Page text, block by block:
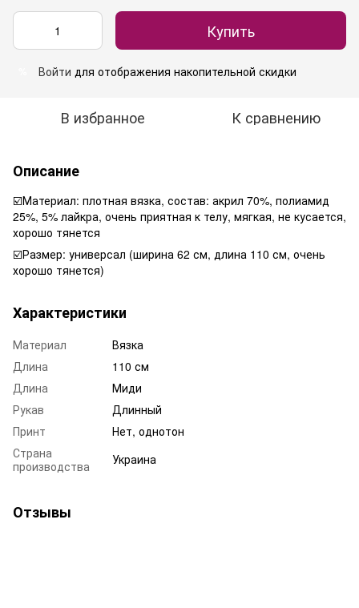
Купить
Войти для отображения накопительной скидки
В избранное К сравнению
Описание
☑️Материал: плотная вязка, состав: акрил 70%, полиамид
25%, 5% лайкра, очень приятная к телу, мягкая, не кусается,
хорошо тянется
☑️Размер: универсал (ширина 62 см, длина 110 см, очень
хорошо тянется)
Характеристики
Материал
Вязка
Длина
110 см
Длина
Миди
Рукав
Длинный
Принт
Нет, однотон
Страна
производства
Украина
Отзывы